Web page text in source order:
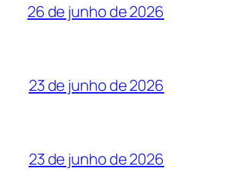
26 de junho de 2026
23 de junho de 2026
23 de junho de 2026